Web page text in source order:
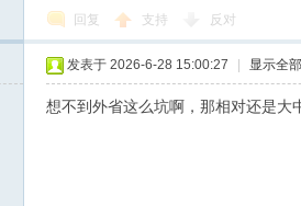
回复 支持 反对
发表于 2026-6-28 15:00:27 显示全
想不到外省这么坑啊，那相对还是大